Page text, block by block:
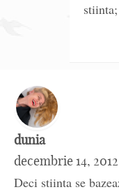
dunia
decembrie 14, 2012
Deci stiinta se